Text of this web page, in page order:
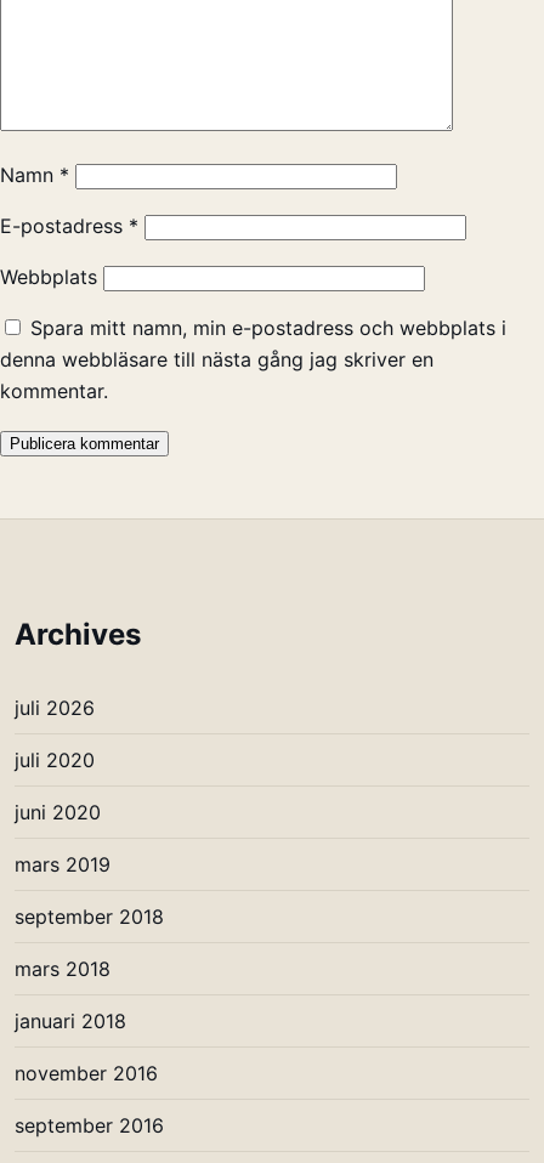
Namn *
E-postadress *
Webbplats
Spara mitt namn, min e-postadress och webbplats i
denna webbläsare till nästa gång jag skriver en
kommentar.
Archives
juli 2026
juli 2020
juni 2020
mars 2019
september 2018
mars 2018
januari 2018
november 2016
september 2016